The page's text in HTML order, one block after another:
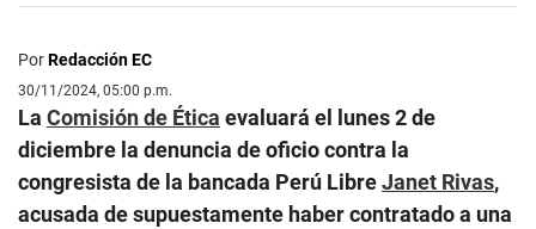
PorRedacción EC
30/11/2024, 05:00 p.m.
La Comisión de Ética evaluará el lunes 2 de
diciembre la denuncia de oficio contra la
congresista de la bancada Perú LibreJanet Rivas,
acusada de supuestamente haber contratado a una